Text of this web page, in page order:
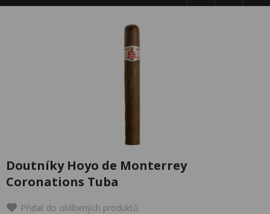
Doutníky Hoyo de Monterrey
Coronations Tuba
Přidat do oblíbených produktů